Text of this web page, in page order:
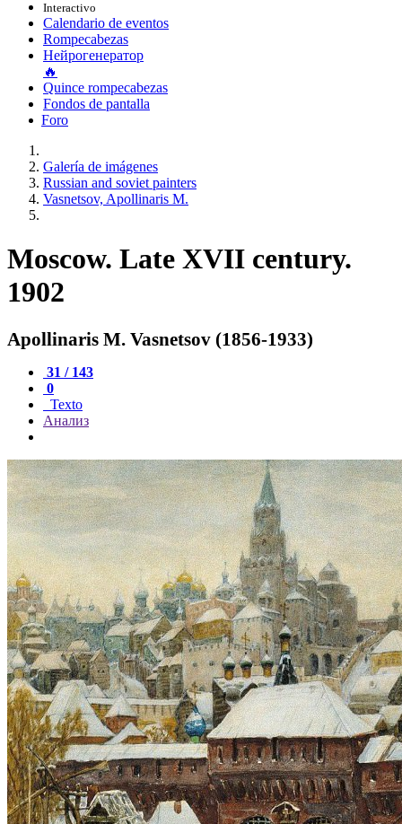
Interactivo
Calendario de eventos
Rompecabezas
Нейрогенератор
🔥
Quince rompecabezas
Fondos de pantalla
Foro
Galería de imágenes
Russian and soviet painters
Vasnetsov, Apollinaris M.
Moscow. Late XVII century.
1902
Apollinaris M. Vasnetsov (1856-1933)
31 / 143
0
Texto
Анализ